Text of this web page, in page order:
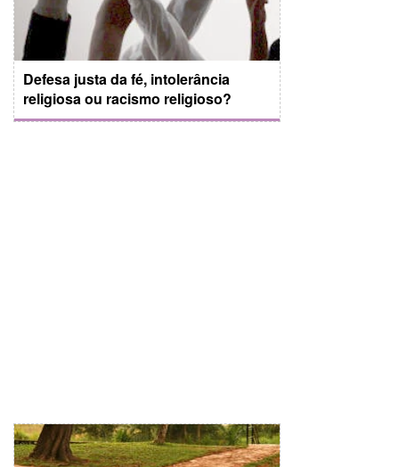
Defesa justa da fé, intolerância
religiosa ou racismo religioso?